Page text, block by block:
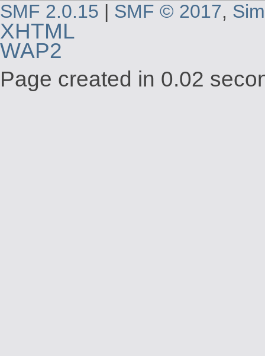
SMF 2.0.15 | SMF © 2017,
XHTML
WAP2
Page created in 0.02